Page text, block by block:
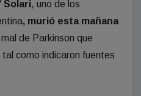
Solari, uno de los
, murió esta mañana
de Parkinson que
como indicaron fuentes